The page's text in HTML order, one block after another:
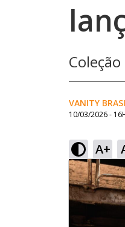
VANITY
10/03/2026 -
A+